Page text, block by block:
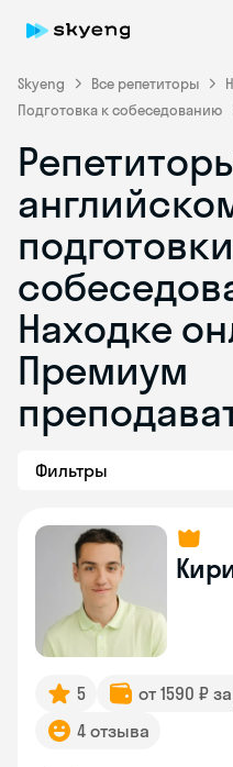
Skyeng Все репетиторы
Подготовка к собеседованию
Находке
Премиум
Фильтры
5 от 1590 ₽
4 отзыва
Skyeng Chat